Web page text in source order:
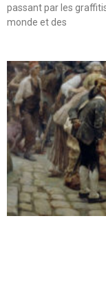
passant par les
monde et des